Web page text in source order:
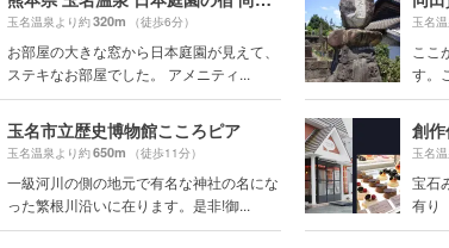
玉名温泉より約320m （徒歩6分）
お部屋の大きな窓から日本庭園が見えて、
ステキなお部屋でした。 アメニティ...
玉名
ここ
す。
玉名市立歴史博物館こころピア
玉名温泉より約650m （徒歩11分）
一級河川の側の地元で有名な神社の名にな
った繁根川沿いに在ります。是非!御...
創
玉名
宝石
有り